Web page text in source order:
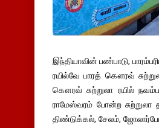
இந்தியாவின் பண்பாடு,
ரயில்வே பாரத் கௌரவ்
கௌரவ் சுற்றுலா ரயில்
ராமேஸ்வரம் போன்ற சுற்றுலா
திண்டுக்கல், சேலம்,